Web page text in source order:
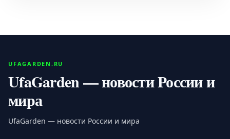
UFAGARDEN.RU
UfaGarden — новости России и
мира
UfaGarden — новости России и мира